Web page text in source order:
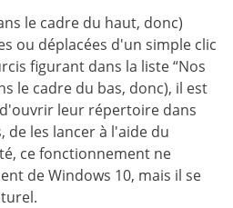
le cadre du haut, donc)
ou déplacées d'un simple clic
figurant dans la liste “Nos
le cadre du bas, donc), il est
leur répertoire dans
de les lancer à l'aide du
ce fonctionnement ne
de Windows 10, mais il se